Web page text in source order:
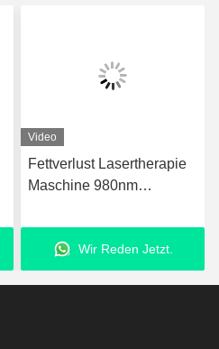
GMS Tecar Therapie
Maschine Physiotherapie
Abnehmen
Wir Reden Jetzt.